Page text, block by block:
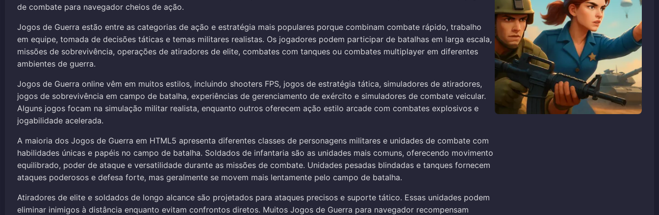
de combate para navegador cheios de ação.
Jogos de Guerra estão entre as categorias de ação e estratégia mais populares porque combinam combate rápido, trabalho
em equipe, tomada de decisões táticas e temas militares realistas. Os jogadores podem participar de batalhas em larga escala,
missões de sobrevivência, operações de atiradores de elite, combates com tanques ou combates multiplayer em diferentes
ambientes de guerra.
Jogos de Guerra online vêm em muitos estilos, incluindo shooters FPS, jogos de estratégia tática, simuladores de atiradores,
jogos de sobrevivência em campo de batalha, experiências de gerenciamento de exército e simuladores de combate veicular.
Alguns jogos focam na simulação militar realista, enquanto outros oferecem ação estilo arcade com combates explosivos e
jogabilidade acelerada.
A maioria dos Jogos de Guerra em HTML5 apresenta diferentes classes de personagens militares e unidades de combate com
habilidades únicas e papéis no campo de batalha. Soldados de infantaria são as unidades mais comuns, oferecendo movimento
equilibrado, poder de ataque e versatilidade durante as missões de combate. Unidades pesadas blindadas e tanques fornecem
ataques poderosos e defesa forte, mas geralmente se movem mais lentamente pelo campo de batalha.
Atiradores de elite e soldados de longo alcance são projetados para ataques precisos e suporte tático. Essas unidades podem
eliminar inimigos à distância enquanto evitam confrontos diretos. Muitos Jogos de Guerra para navegador recompensam